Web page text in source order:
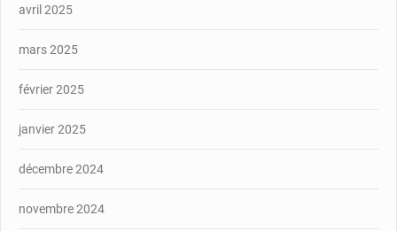
avril 2025
mars 2025
février 2025
janvier 2025
décembre 2024
novembre 2024